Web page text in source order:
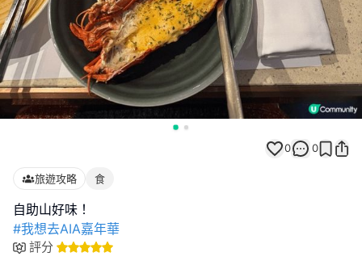
0 0
旅遊攻略 食
#我想去AIA嘉年華
評分